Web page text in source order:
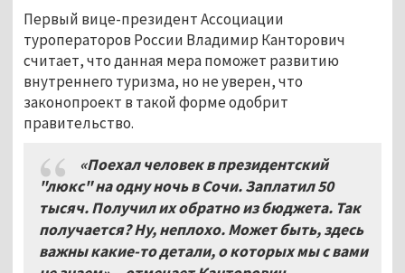
Первый вице-президент Ассоциации
туроператоров России Владимир Канторович
считает, что данная мера поможет развитию
внутреннего туризма, но не уверен, что
законопроект в такой форме одобрит
правительство.
«Поехал человек в президентский
"люкс" на одну ночь в Сочи. Заплатил 50
тысяч. Получил их обратно из бюджета. Так
получается? Ну, неплохо. Может быть, здесь
важны какие-то детали, о которых мы с вами